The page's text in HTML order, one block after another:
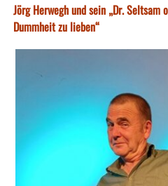
Jörg Herwegh und sein „Dr.
Dummheit zu lieben“